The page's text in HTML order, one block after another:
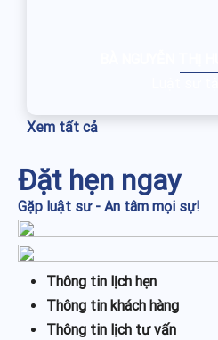
Xem tất cả
Đặt hẹn ngay
Gặp luật sư - An tâm mọi sự!
Thông tin lịch hẹn
Thông tin khách hàng
Thông tin lịch tư vấn